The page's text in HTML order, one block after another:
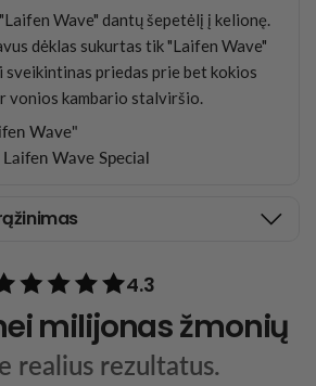
Wave" dantų šepetėlį į kelionę.
dėklas sukurtas tik "Laifen Wave"
sveikintinas priedas prie bet kokios
vonios kambario stalviršio.
Wave"
Laifen Wave Special
4.3
milijonas žmonių
realius rezultatus.